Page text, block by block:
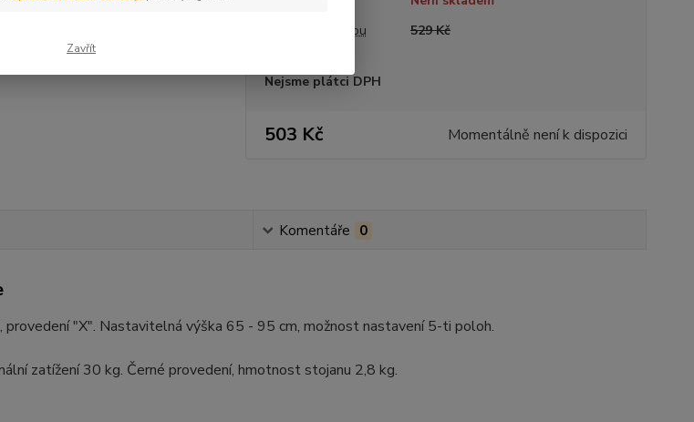
Cena před slevou
529 Kč
Nejsme plátci DPH
503 Kč Momentálně není k dispozici
Komentáře 0
provedení "X". Nastavitelná výška 65 - 95 cm, možnost nastavení 5-ti poloh.
zatížení 30 kg. Černé provedení, hmotnost stojanu 2,8 kg.
Zavřít